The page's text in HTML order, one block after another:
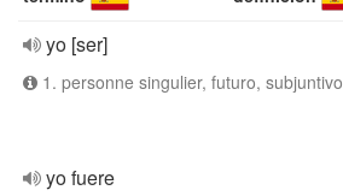
yo [ser]
1. personne singulier, futuro, subjuntivo
yo fuere